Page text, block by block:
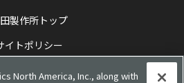
製作所トップ
イトポリシー
メディアポリシー
North America, Inc., along with